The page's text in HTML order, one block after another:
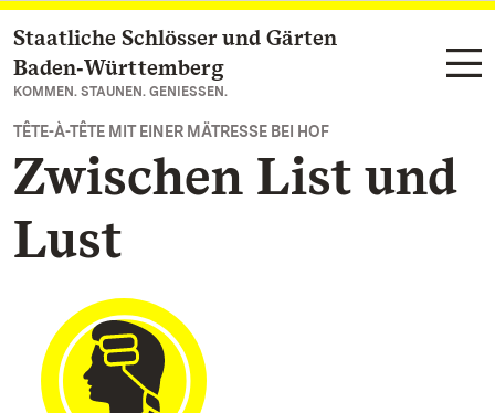
Zum Hauptinhalt springen
Staatliche Schlösser und Gärten
Baden‑Württemberg
KOMMEN. STAUNEN. GENIESSEN.
TÊTE-À-TÊTE MIT EINER MÄTRESSE BEI HOF
Zwischen List und
Lust